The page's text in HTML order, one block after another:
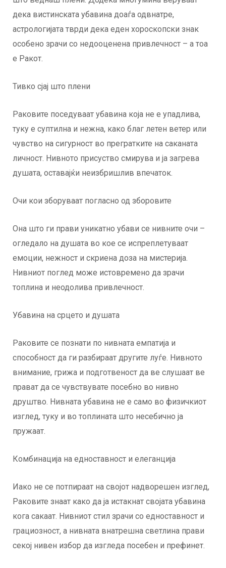
дека вистинската убавина доаѓа одвнатре,
астрологијата тврди дека еден хороскопски знак
особено зрачи со недооценена привлечност – а тоа
е Ракот.
Тивко сјај што плени
Раковите поседуваат убавина која не е упадлива,
туку е суптилна и нежна, како благ летен ветер или
чувство на сигурност во прегратките на саканата
личност. Нивното присуство смирува и ја загрева
душата, оставајќи неизбришлив впечаток.
Очи кои зборуваат погласно од зборовите
Она што ги прави уникатно убави се нивните очи –
огледало на душата во кое се испреплетуваат
емоции, нежност и скриена доза на мистерија.
Нивниот поглед може истовремено да зрачи
топлина и неодолива привлечност.
Убавина на срцето и душата
Раковите се познати по нивната емпатија и
способност да ги разбираат другите луѓе. Нивното
внимание, грижа и подготвеност да ве слушаат ве
прават да се чувствувате посебно во нивно
друштво. Нивната убавина не е само во физичкиот
изглед, туку и во топлината што несебично ја
пружаат.
Комбинација на едноставност и елеганција
Иако не се потпираат на својот надворешен изглед,
Раковите знаат како да ја истакнат својата убавина
кога сакаат. Нивниот стил зрачи со едноставност и
грациозност, а нивната внатрешна светлина прави
секој нивен избор да изгледа посебен и префинет.